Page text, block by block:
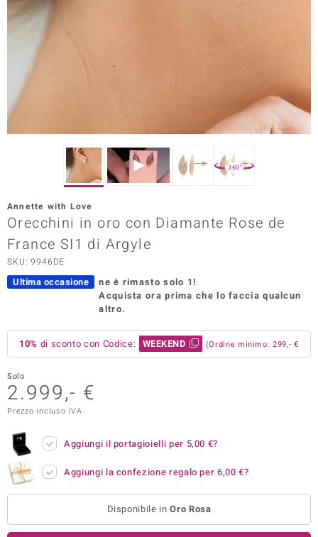
Designs
SELECTION
Paraíso
del Boss
by de Melo
360°
Annette with Love
Orecchini in oro con Diamante Rose de
France SI1 di Argyle
SKU: 9946DE
Ultima occasione
ne è rimasto solo 1!
Acquista ora prima che lo faccia qualcun
altro.
10% di sconto con Codice: WEEKEND (Ordine minimo: 299,- €
Solo
2.999,- €
Prezzo incluso IVA
Aggiungi il portagioielli per 5,00 €?
Aggiungi la confezione regalo per6,00 €?
Disponibile inOro Rosa